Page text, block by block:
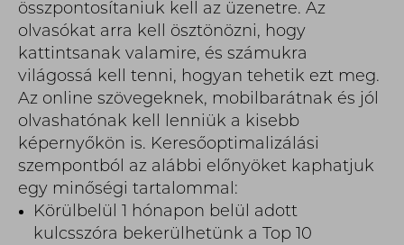
összpontosítaniuk kell az üzenetre. Az
olvasókat arra kell ösztönözni, hogy
kattintsanak valamire, és számukra
világossá kell tenni, hogyan tehetik ezt meg.
Az online szövegeknek, mobilbarátnak és jól
olvashatónak kell lenniük a kisebb
képernyőkön is. Keresőoptimalizálási
szempontból az alábbi előnyöket kaphatjuk
egy minőségi tartalommal:
Körülbelül 1 hónapon belül adott
kulcsszóra bekerülhetünk a Top 10